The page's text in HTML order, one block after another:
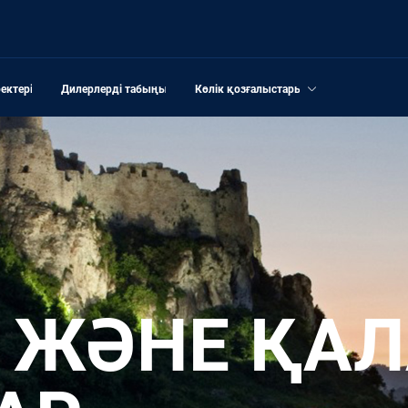
Дилерлерді табыңыз Көлік қозғалыстары